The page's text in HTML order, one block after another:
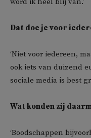
Dat doe je voor
‘Niet voor iedereen,
ook iets van duizend
sociale media is best
Wat konden zij
‘Boodschappen